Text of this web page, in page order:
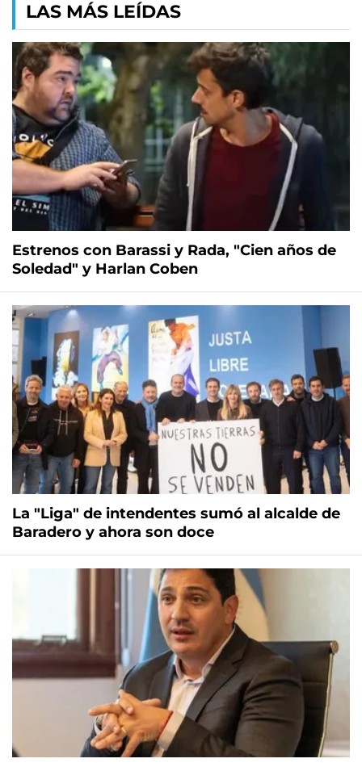
LAS MÁS LEÍDAS
Estrenos con Barassi y Rada, "Cien años de
Soledad" y Harlan Coben
La "Liga" de intendentes sumó al alcalde de
Baradero y ahora son doce